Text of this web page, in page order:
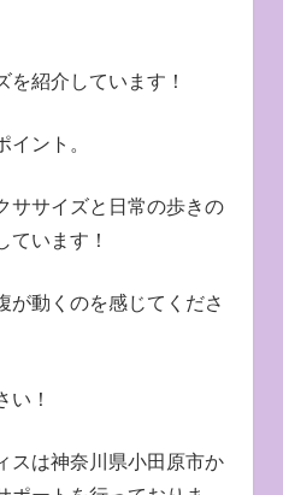
紹介しています！
ント。
ササイズと日常の歩きの
います！
が動くのを感じてくださ
！
スは神奈川県小田原市か